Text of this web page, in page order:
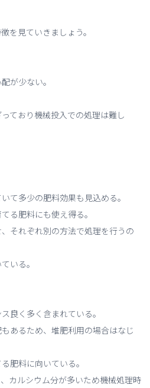
を見ていきましょう。
が少ない。
ており機械投入での処理は難し
て多少の肥料効果も見込める。
る肥料にも使え得る。
それぞれ別の方法で処理を行うの
いる。
良く多く含まれている。
あるため、堆肥利用の場合はなじ
肥料に向いている。
カルシウム分が多いため機械処理時